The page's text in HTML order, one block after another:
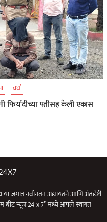
वर्धा
फिर्यादीच्या पतीसह केली एकास
जगात नवीनतम अद्यायतने आणि अंतर्दृष्टी
बीट न्यूज 24 x 7” मध्ये आपले स्वागत